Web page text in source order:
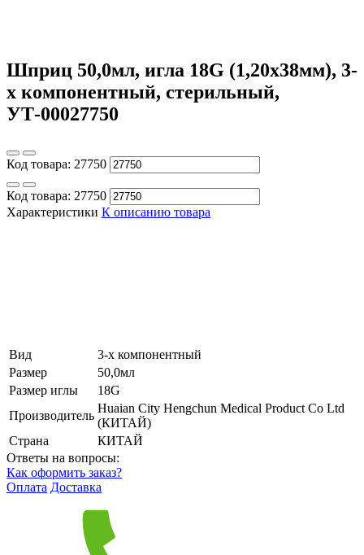
Шприц 50,0мл, игла 18G (1,20х38мм), 3-
х компонентный, стерильный,
УТ-00027750
Код товара: 27750
Код товара: 27750
Характеристики К описанию товара
Вид
3-х компонентный
Размер
50,0мл
Размер иглы
18G
Производитель
Huaian City Hengchun Medical Product Co Ltd
(КИТАЙ)
Страна
КИТАЙ
Ответы на вопросы:
Как оформить заказ?
Оплата Доставка